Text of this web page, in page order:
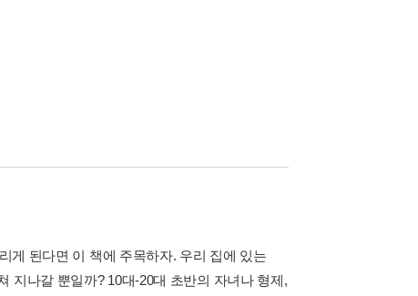
게 된다면 이 책에 주목하자. 우리 집에 있는
지나갈 뿐일까? 10대-20대 초반의 자녀나 형제,